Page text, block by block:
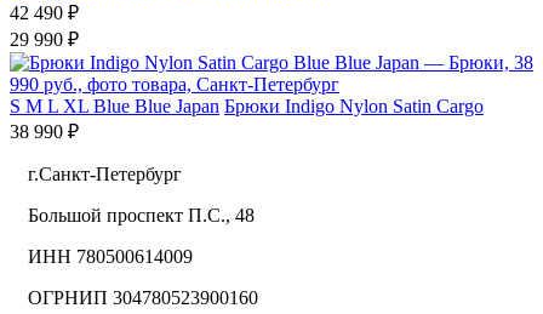
42 490 ₽
29 990 ₽
S M L XL Blue Blue Japan Брюки Indigo Nylon Satin Cargo
38 990 ₽
г.Санкт-Петербург
Большой проспект П.С., 48
ИНН 780500614009
ОГРНИП 304780523900160